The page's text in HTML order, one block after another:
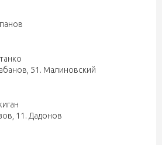
51. Малиновский
11. Дадонов